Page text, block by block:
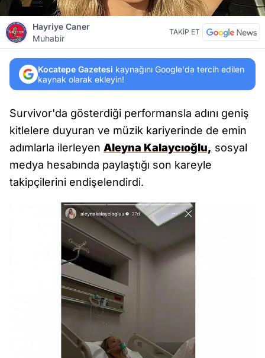
Hayriye Caner
Muhabir
TAKİP ET
Kocatepe Gazetesi kaynağını Google'da tercih edilen
kaynak olarak ekleyin!
Survivor'da gösterdiği performansla adını geniş
kitlelere duyuran ve müzik kariyerinde de emin
adımlarla ilerleyen Aleyna Kalaycıoğlu, sosyal
medya hesabında paylaştığı son kareyle
takipçilerini endişelendirdi.